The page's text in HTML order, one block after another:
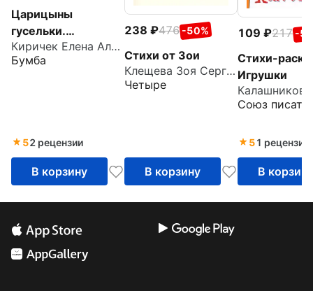
Царицыны
гусельки.
Раскраска
Киричек Елена Александровна
Бумба
52 рецензии
В корзину
238 476 -50%
Стихи от Зои
Клещева Зоя Сергеевна
Четыре
В корзину
109 217 -
Стихи-
Игрушки
Союз
51 рецензия
В корзину